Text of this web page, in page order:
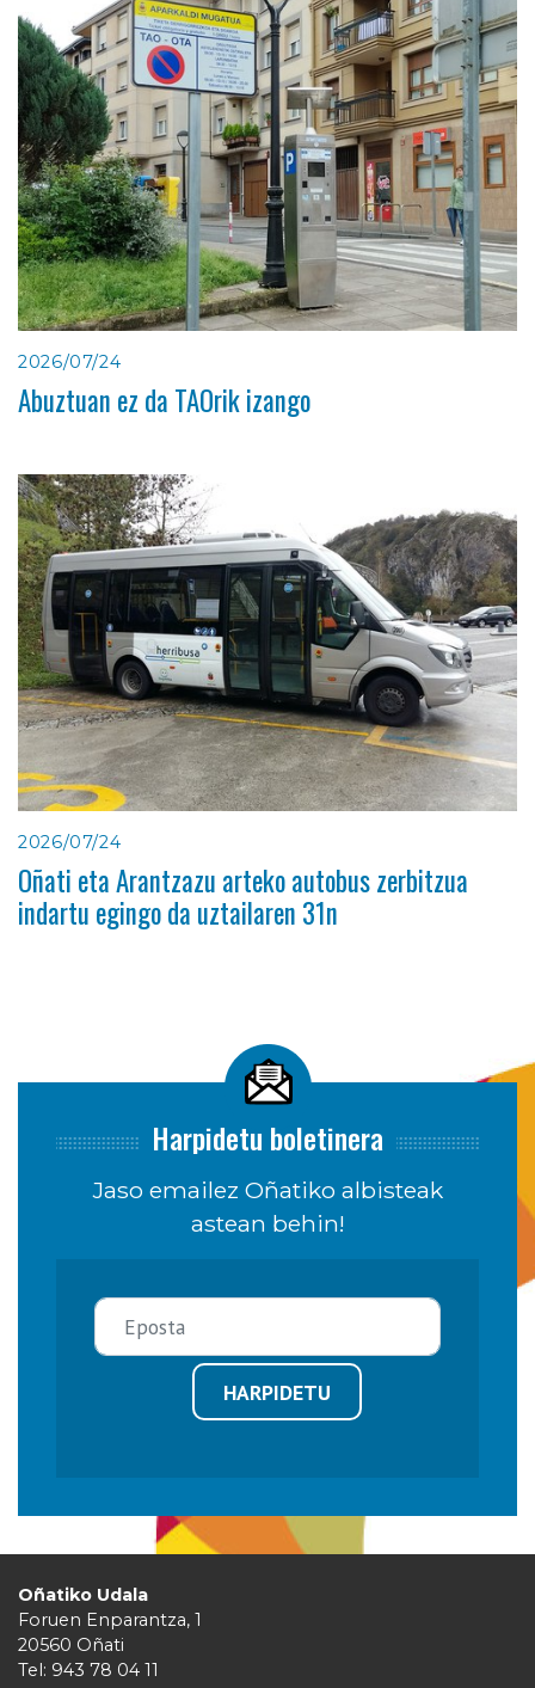
2026/07/24
Abuztuan ez da TAOrik izango
2026/07/24
Oñati eta Arantzazu arteko autobus zerbitzua
indartu egingo da uztailaren 31n
Harpidetu boletinera
Jaso emailez Oñatiko albisteak
astean behin!
HARPIDETU
Oñatiko Udala
Foruen Enparantza, 1
20560 Oñati
Tel: 943 78 04 11